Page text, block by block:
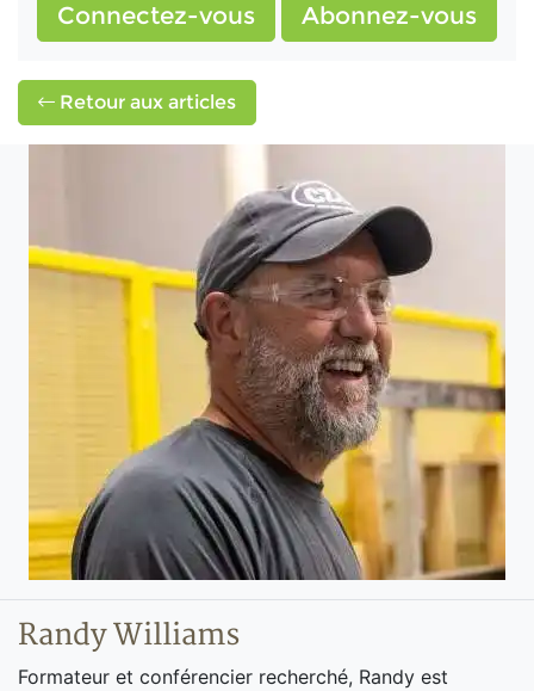
Connectez-vous Abonnez-vous
Retour aux articles
Randy Williams
Formateur et conférencier recherché, Randy est